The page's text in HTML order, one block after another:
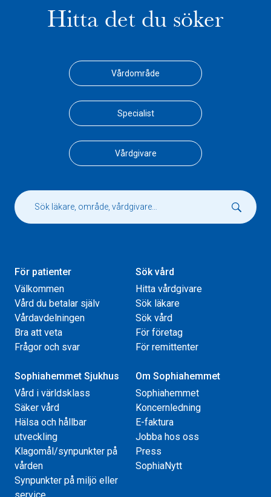
Hitta det du söker
Vårdområde
Specialist
Vårdgivare
För patienter
Välkommen
Vård du betalar själv
Vårdavdelningen
Bra att veta
Frågor och svar
Sök vård
Hitta vårdgivare
Sök läkare
Sök vård
För företag
För remittenter
Sophiahemmet Sjukhus
Vård i världsklass
Säker vård
Hälsa och hållbar
utveckling
Klagomål/synpunkter på
vården
Synpunkter på miljö eller
Om Sophiahemmet
Sophiahemmet
Koncernledning
E-faktura
Jobba hos oss
Press
SophiaNytt